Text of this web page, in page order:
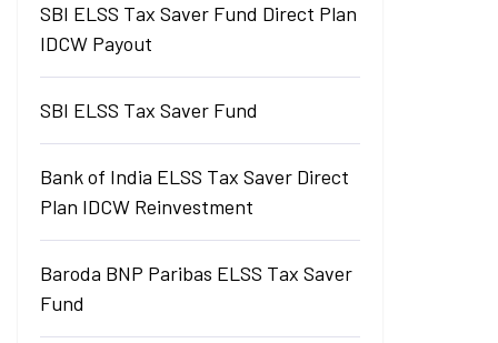
SBI ELSS Tax Saver Fund Direct Plan
IDCW Payout
SBI ELSS Tax Saver Fund
Bank of India ELSS Tax Saver Direct
Plan IDCW Reinvestment
Baroda BNP Paribas ELSS Tax Saver
Fund